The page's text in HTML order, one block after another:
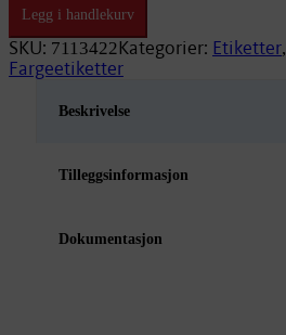
Premium
EMP11
76mm/184
antall
Legg i handlekurv
SKU: 7113422 Kategorier: Etiketter,
Fargeetiketter
Beskrivelse
Tilleggsinformasjon
Dokumentasjon